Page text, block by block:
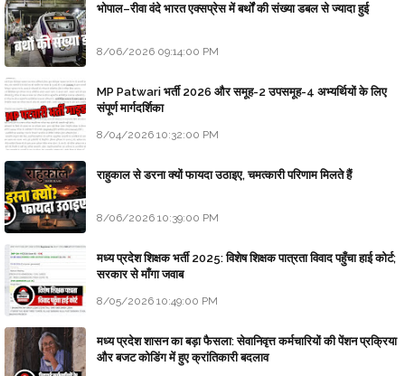
भोपाल–रीवा वंदे भारत एक्सप्रेस में बर्थों की संख्या डबल से ज्यादा हुई
8/06/2026 09:14:00 PM
MP Patwari भर्ती 2026 और समूह-2 उपसमूह-4 अभ्यर्थियों के लिए
संपूर्ण मार्गदर्शिका
8/04/2026 10:32:00 PM
राहुकाल से डरना क्यों फायदा उठाइए, चमत्कारी परिणाम मिलते हैं
8/06/2026 10:39:00 PM
मध्य प्रदेश शिक्षक भर्ती 2025: विशेष शिक्षक पात्रता विवाद पहुँचा हाई कोर्ट;
सरकार से माँगा जवाब
8/05/2026 10:49:00 PM
मध्य प्रदेश शासन का बड़ा फैसला: सेवानिवृत्त कर्मचारियों की पेंशन प्रक्रिया
और बजट कोडिंग में हुए क्रांतिकारी बदलाव